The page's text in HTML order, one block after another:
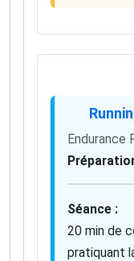
Endurance
Séance :
20 min de
pratiquant